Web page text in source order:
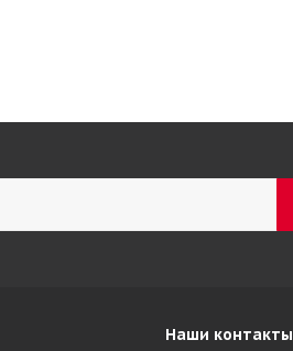
Наши контакты